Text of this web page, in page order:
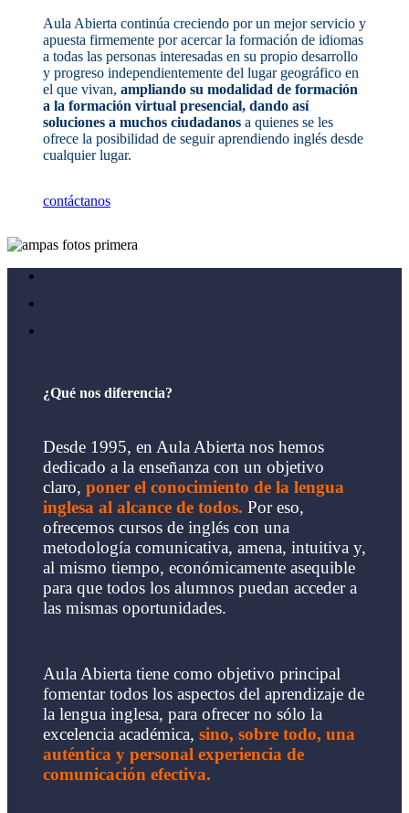
Aula Abierta continúa creciendo por un mejor servicio y
apuesta firmemente por acercar la formación de idiomas
a todas las personas interesadas en su propio desarrollo
y progreso independientemente del lugar geográfico en
el que vivan, ampliando su modalidad de formación
a la formación virtual presencial, dando así
soluciones a muchos ciudadanosa quienes se les
ofrece la posibilidad de seguir aprendiendo inglés desde
cualquier lugar.
contáctanos
¿Qué nos diferencia?
Desde 1995, en Aula Abierta nos hemos
dedicado a la enseñanza con un objetivo
claro, poner el conocimiento de la lengua
inglesa al alcance de todos. Por eso,
ofrecemos cursos de inglés con una
metodología comunicativa, amena, intuitiva y,
al mismo tiempo, económicamente asequible
para que todos los alumnos puedan acceder a
las mismas oportunidades.
Aula Abierta tiene como objetivo principal
fomentar todos los aspectos del aprendizaje de
la lengua inglesa, para ofrecer no sólo la
excelencia académica, sino, sobre todo, una
auténtica y personal experiencia de
comunicación efectiva.